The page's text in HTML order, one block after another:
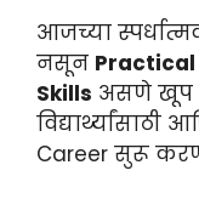
आजच्या
नसून
Skills असणे खूप
विद्यार्थ्यांसाठी
Career सुरू